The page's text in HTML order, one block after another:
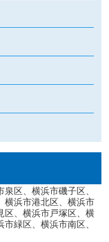
区、横浜市磯子区、
横浜市港北区、横浜市
区、横浜市戸塚区、横
緑区、横浜市南区、